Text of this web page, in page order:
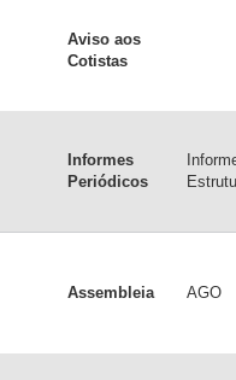
Aviso aos
Cotistas
Informes
Periódicos
Assembleia AGO